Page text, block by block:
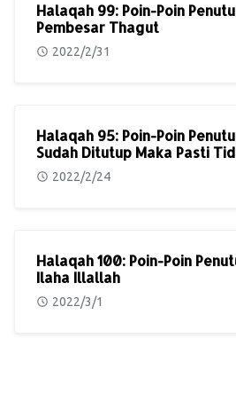
Halaqah 99: Poin-Poin
Pembesar Thagut
2022/2/31
Halaqah 95: Poin-Poin
Sudah Ditutup Maka Pasti
2022/2/24
Halaqah 100: Poin-Poin
Ilaha Illallah
2022/3/1